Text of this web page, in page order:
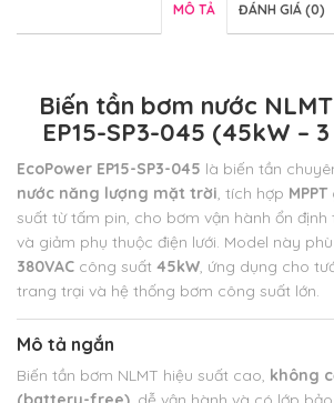
MÔ TẢ ĐÁNH GIÁ (0)
Biến tần bơm nước
EP15-SP3-045 (45kW –
EcoPower EP15-SP3-045 là biến tần
nước năng lượng mặt trời, tích hợp MPPT
suất từ tấm pin, cho bơm vận hành ổn
và giảm phụ thuộc điện lưới. Model này
380VAC công suất 45kW, ứng dụng cho
trang trại và hệ thống bơm công suất lớn.
Mô tả ngắn
Biến tần bơm NLMT hiệu suất cao, không